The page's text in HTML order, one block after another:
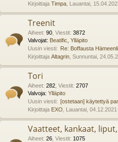
Kirjoittaja Timpa , Lauantai,
Treenit
Aiheet: 90 Viestit: 3872
Valvojat: Beatific Ylläpito
Uusin viesti: Re: Boffausta
Kirjoittaja Altagrin , Sunnuntai,
Tori
Aiheet: 282 Viestit: 2707
Valvoja: Ylläpito
Uusin viesti: [ostetaan] käytettyä
Kirjoittaja EXO , Lauantai,
Vaatteet, kankaat,
Aiheet: 26 Viestit: 1075